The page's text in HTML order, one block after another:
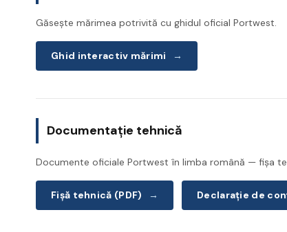
Găsește mărimea potrivită cu ghidul oficial Portwest.
Ghid interactiv mărimi →
Documentație tehnică
Documente oficiale Portwest în limba română — fișa
Fișă tehnică (PDF) → Declarație de